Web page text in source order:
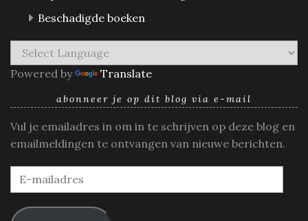
Beschadigde boeken
Powered by Translate
abonneer je op dit blog via e-mail
Vul je emailadres in om in te schrijven op deze blog en
emailmeldingen te ontvangen van nieuwe berichten.
E-
mailadres